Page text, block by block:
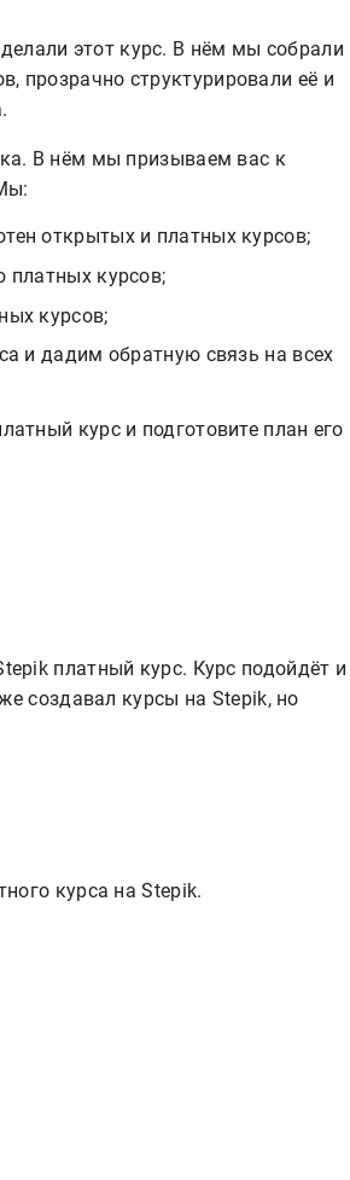
этот курс. В нём мы собрали
прозрачно структурировали её и
В нём мы призываем вас к
открытых и платных курсов;
платных курсов;
курсов;
и дадим обратную связь на всех
курс и подготовите план его
создавал курсы на Stepik, но
курса на Stepik.